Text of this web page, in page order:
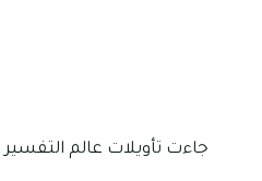
جاءت تأويلات عالم